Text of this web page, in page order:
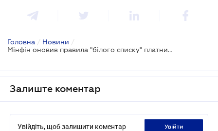
Головна / Новини /
Мінфін оновив правила "білого списку" платників податків: що змінилося з 3 квітня?
Залиште коментар
Увійдіть, щоб залишити коментар увійти